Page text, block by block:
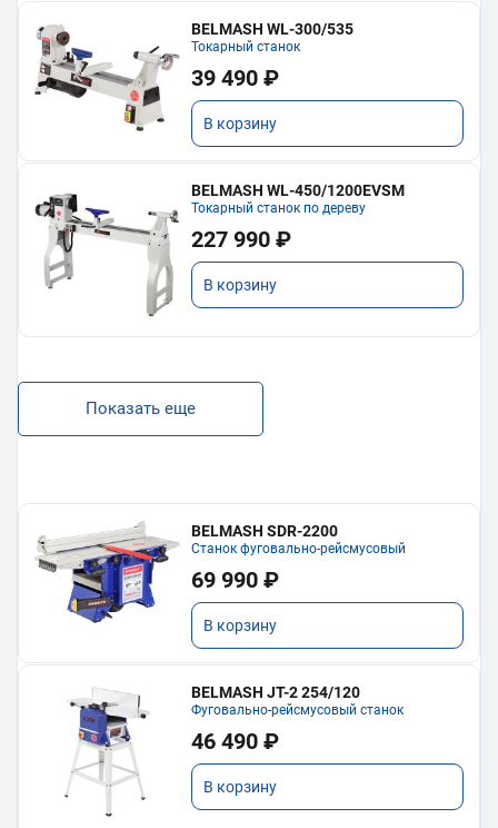
BELMASH WL-300/535
Токарный станок
39 490 ₽
В корзину
BELMASH WL-450/1200EVSM
Токарный станок по дереву
227 990 ₽
В корзину
Показать еще
BELMASH SDR-2200
Станок фуговально-рейсмусовый
69 990 ₽
В корзину
BELMASH JT-2 254/120
Фуговально-рейсмусовый станок
46 490 ₽
В корзину